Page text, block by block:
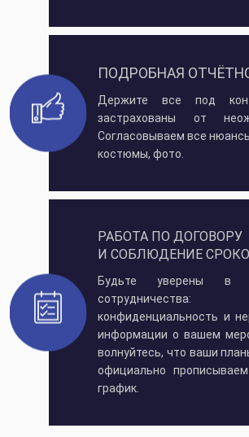
ПОДРОБНАЯ
Держите все под
застрахованы от
Согласовываем все
костюмы, фото.
РАБОТА ПО ДОГОВОРУ
И СОБЛЮДЕНИЕ
Будьте уверены в
сотрудничества:
конфиденциальность и
информации о вашем
волнуйтесь, что ваши
официально
график.